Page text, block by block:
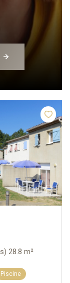
Appartement 2 pièce(s) 1 chambre(s) 28.8 m²
Piscine